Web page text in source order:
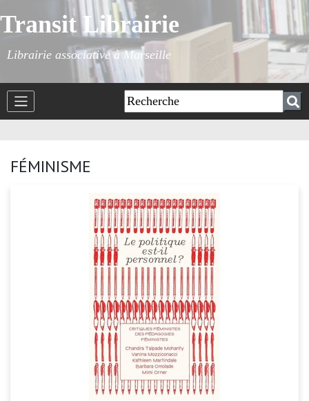
Transit Librairie
Librairie associative à Marseille
FÉMINISME